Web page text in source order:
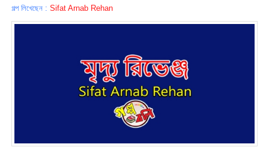
গল্প লিখেছেন :Sifat Arnab Rehan